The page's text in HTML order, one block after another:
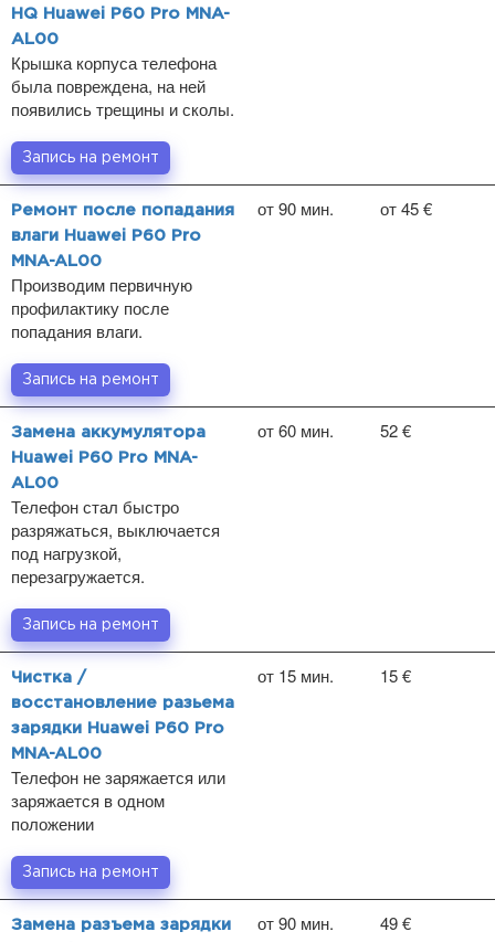
HQ Huawei P60 Pro MNA-
AL00
Крышка корпуса телефона
была повреждена, на ней
появились трещины и сколы.
Запись на ремонт
Ремонт после попадания
влаги Huawei P60 Pro
MNA-AL00
Производим первичную
профилактику после
попадания влаги.
от 90 мин. от 45 €
Запись на ремонт
Замена аккумулятора
Huawei P60 Pro MNA-
AL00
Телефон стал быстро
разряжаться, выключается
под нагрузкой,
перезагружается.
от 60 мин. 52 €
Запись на ремонт
Чистка /
восстановление разьема
зарядки Huawei P60 Pro
MNA-AL00
Телефон не заряжается или
заряжается в одном
положении
от 15 мин. 15 €
Запись на ремонт
Замена разъема зарядки
от 90 мин. 49 €